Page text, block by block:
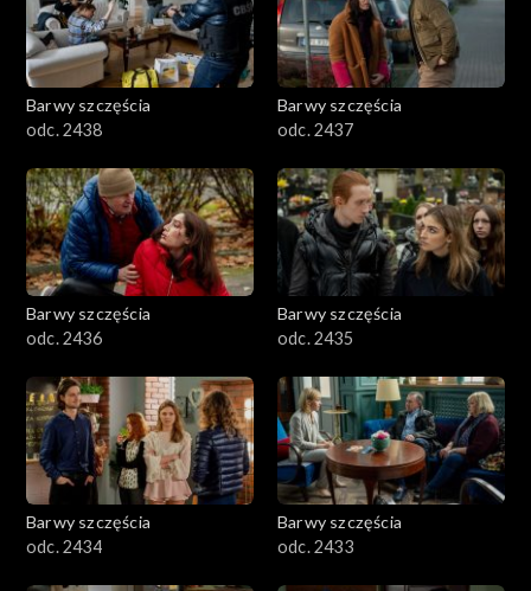
Barwy szczęścia
odc. 2438
Barwy szczęścia
odc. 2437
Barwy szczęścia
odc. 2436
Barwy szczęścia
odc. 2435
Barwy szczęścia
odc. 2434
Barwy szczęścia
odc. 2433